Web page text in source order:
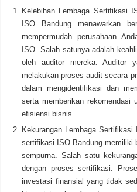
Kelebihan Lembaga Sertifikasi
ISO Bandung menawarkan
mempermudah perusahaan
ISO. Salah satunya adalah
oleh auditor mereka. Auditor
melakukan proses audit secara
dalam mengidentifikasi dan
serta memberikan rekomendasi
efisiensi bisnis.
Kekurangan Lembaga
sertifikasi ISO Bandung memiliki
sempurna. Salah satu
dengan proses sertifikasi.
investasi finansial yang tidak